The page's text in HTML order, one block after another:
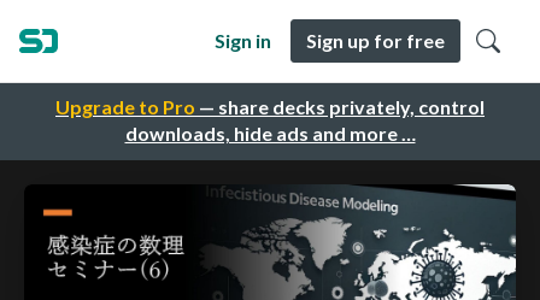
Upgrade to Pro — share decks privately, control
downloads, hide ads and more …
Sign in Sign up for free